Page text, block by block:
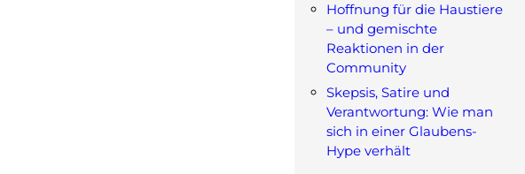
Hoffnung für die Haustiere
– und gemischte
Reaktionen in der
Community
Skepsis, Satire und
Verantwortung: Wie man
sich in einer Glaubens-
Hype verhält